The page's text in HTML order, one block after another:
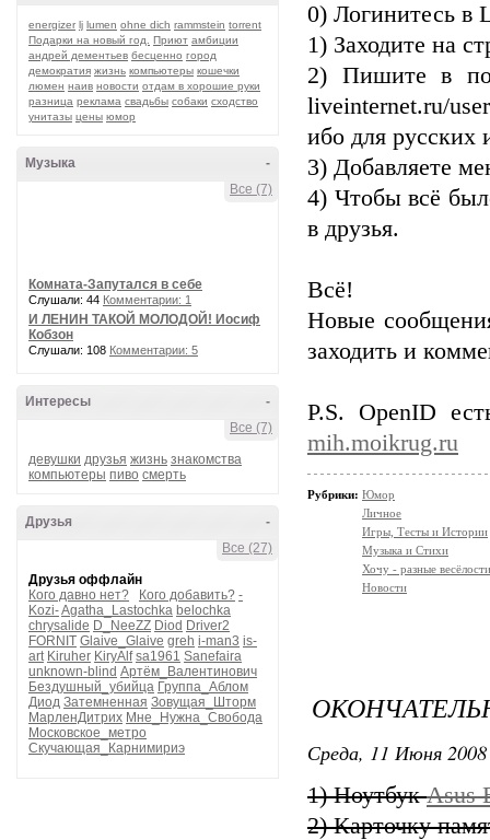
energizer lj lumen ohne dich rammstein torrent
Подарки на новый год.
Приют амбиции
андрей дементьев бесценно город
демократия жизнь компьютеры кошечки
люмен наив новости отдам в хорошие руки
разница реклама свадьбы собаки сходство
унитазы цены юмор
-
Музыка
Все (7)
Комната-Запутался в себе
Слушали: 44 Комментарии: 1
И ЛЕНИН ТАКОЙ МОЛОДОЙ! Иосиф
Кобзон
Слушали: 108 Комментарии: 5
-
Интересы
Все (7)
девушки друзья жизнь знакомства
компьютеры пиво смерть
-
Друзья
Все (27)
Друзья оффлайн
Кого давно нет?
Кого добавить? -
Kozi-Agatha_Lastochka belochka
chrysalide D_NeeZZ Diod Driver2
FORNIT Glaive_Glaive greh i-man3 is-
art Kiruher KiryAlf sa1961 Sanefaira
unknown-blind Артём_Валентинович
Бездушный_убийца Группа_Аблом
Диод Затемненная Зовущая_Шторм
МарленДитрих Мне_Нужна_Свобода
Московское_метро
Скучающая_Карнимириэ
0) Логинитесь в
1) Заходите на
2) Пишите в
liveinternet.ru/
ибо для русских
3) Добавляете
4) Чтобы всё
в друзья.
Всё!
Новые
заходить и
P.S. OpenID
mih.moikrug.ru
Рубрики: Юмор
Личное
Игры, Тесты и Истории
Музыка и Стихи
Хочу - разные
Новости
Среда, 11 Июня
1) НоутбукAsus
2) Карточку